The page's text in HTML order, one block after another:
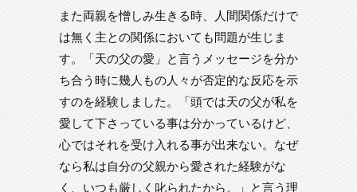
また両親を憎しみ生きる時、人間関係だけで
は無く主との関係においても問題が生じま
す。「天の父の愛」と言うメッセージを分か
ち合う時に幾人もの人々が否定的な反応を示
すのを経験しました。「頭では天の父が私を
愛して下さっている事は分かっているけど、
心ではそれを受け入れる事が出来ない。なぜ
なら私は自分の父親から愛された経験がな
く、いつも厳しく叱られたから。」と言う理